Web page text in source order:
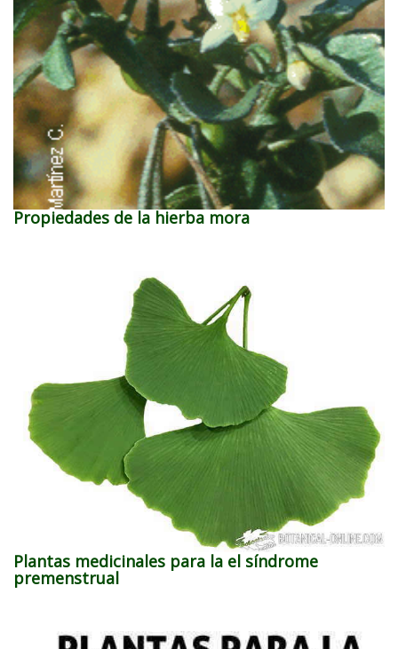
Propiedades de la hierba mora
Plantas medicinales para la el síndrome
premenstrual